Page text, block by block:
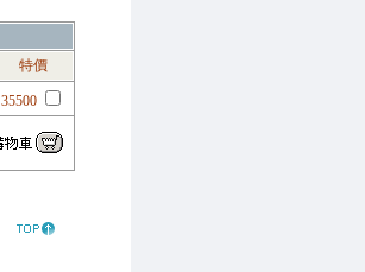
特價
35500